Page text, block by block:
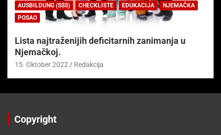
AUSBILDUNG (SSS) CHECKLISTE EDUKACIJA
NJEMAČKA
POSAO
Lista najtraženijih deficitarnih zanimanja u
Njemačkoj.
15. Oktober 2022 Redakcija
Copyright